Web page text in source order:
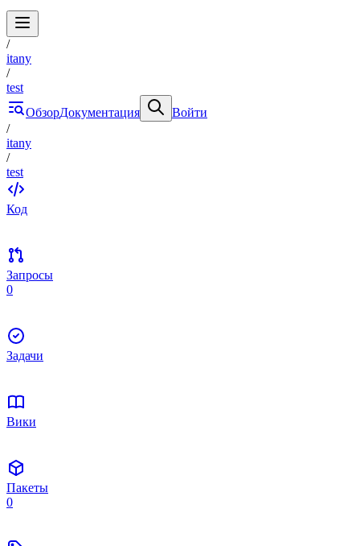
/
itany
/
test
ОбзорДокументация
Войти
/
itany
/
test
Код
Запросы
0
Задачи
Вики
Пакеты
0